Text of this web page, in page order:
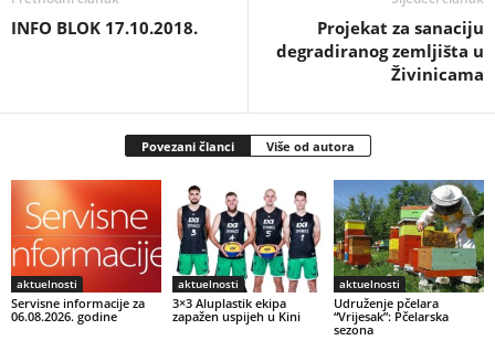
INFO BLOK 17.10.2018.
Projekat za sanaciju
degradiranog zemljišta u
Živinicama
Povezani članci Više od autora
aktuelnosti
Servisne informacije za
06.08.2026. godine
aktuelnosti
3×3 Aluplastik ekipa
zapažen uspijeh u Kini
aktuelnosti
Udruženje pčelara
“Vrijesak”: Pčelarska
sezona